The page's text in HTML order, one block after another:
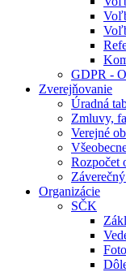
GDPR -
Zverejňovanie
Úradná
Zmluvy,
Verejné
Rozpočet
Organizácie
SČK